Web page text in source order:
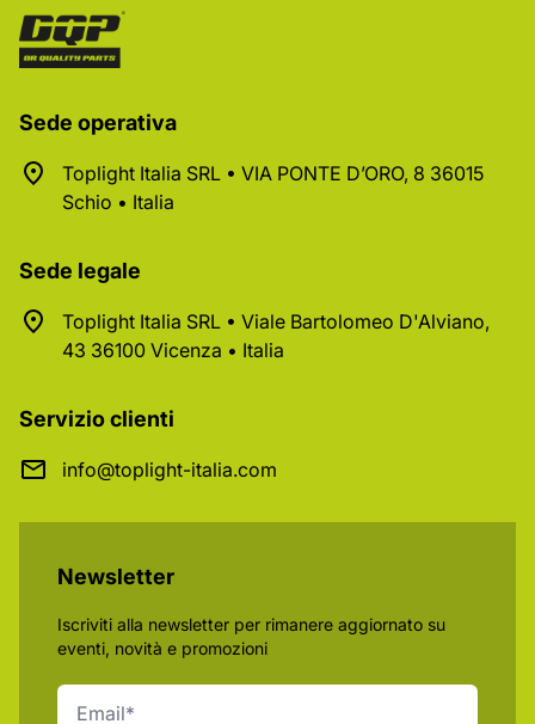
Sede operativa
Toplight Italia SRL • VIA PONTE D’ORO, 8 36015
Schio • Italia
Sede legale
Toplight Italia SRL • Viale Bartolomeo D'Alviano,
43 36100 Vicenza • Italia
Servizio clienti
info@toplight-italia.com
Newsletter
Iscriviti alla newsletter per rimanere aggiornato su
eventi, novità e promozioni